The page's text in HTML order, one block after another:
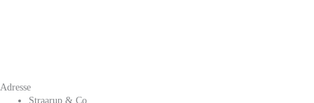
Adresse
Straarup & Co